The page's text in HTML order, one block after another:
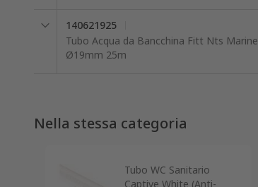
140621925
Tubo Acqua da Bancchina Fitt Nts Marine
Ø19mm 25m
Nella stessa categoria
Tubo WC Sanitario
Captive White (Anti-